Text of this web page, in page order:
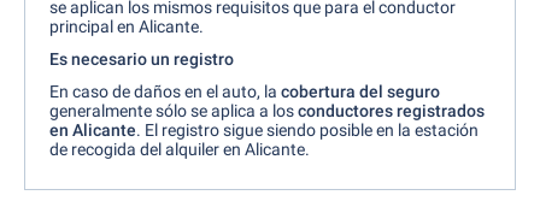
se aplican los mismos requisitos que para el conductor
principal en Alicante.
Es necesario un registro
En caso de daños en el auto, la cobertura del seguro
generalmente sólo se aplica a losconductores registrados
en Alicante. El registro sigue siendo posible en la estación
de recogida del alquiler en Alicante.